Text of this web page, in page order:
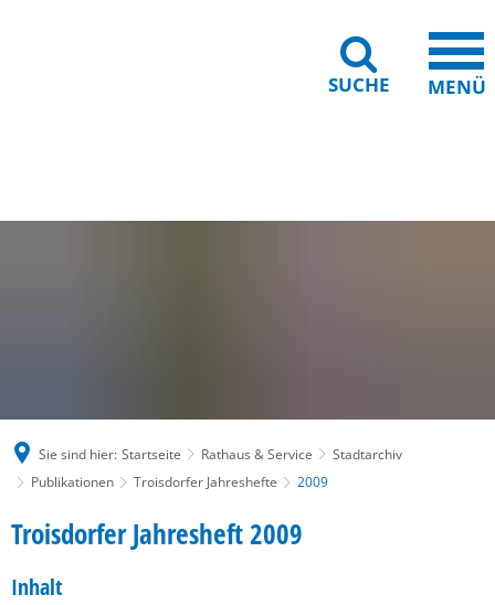
SUCHE MENÜ
Sie sind hier: Startseite Rathaus & Service
Stadtarchiv
Publikationen
Troisdorfer Jahreshefte 2009
Troisdorfer Jahresheft 2009
Inhalt